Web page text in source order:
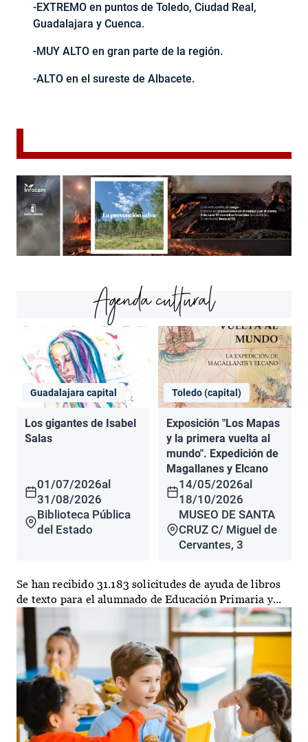
-EXTREMO en puntos de Toledo, Ciudad Real,
Guadalajara y Cuenca.
-MUY ALTO en gran parte de la región.
-ALTO en el sureste de Albacete.
Agenda cultural
Guadalajara capital
Los gigantes de Isabel
Salas
01/07/2026al
31/08/2026
Biblioteca Pública
del Estado
Toledo (capital)
Exposición "Los Mapas
y la primera vuelta al
mundo". Expedición de
Magallanes y Elcano
14/05/2026al
18/10/2026
MUSEO DE SANTA
CRUZ C/ Miguel de
Cervantes, 3
Se han recibido 31.183 solicitudes de ayuda de libros
de texto para el alumnado de Educación Primaria y...